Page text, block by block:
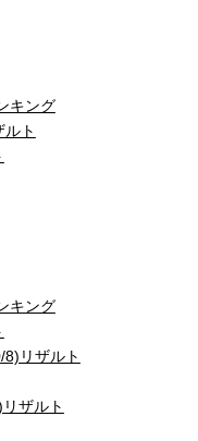
キング
ト
キング
リザルト
ザルト